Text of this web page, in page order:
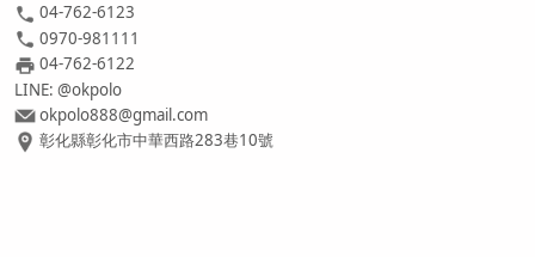
04-762-6123
0970-981111
04-762-6122
LINE: @okpolo
okpolo888@gmail.com
彰化縣彰化市中華西路283巷10號